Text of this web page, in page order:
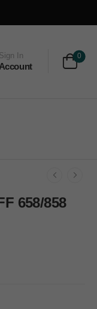
Sign In
Account
0
658/858